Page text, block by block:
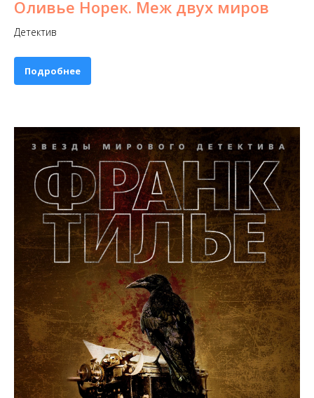
Оливье Норек. Меж двух миров
Детектив
Подробнее